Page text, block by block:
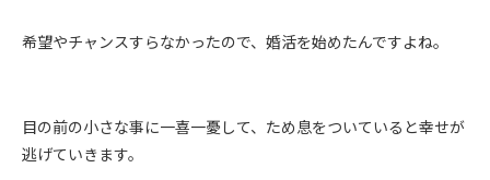
希望やチャンスすらなかったので、婚活を始めたんですよね。
目の前の小さな事に一喜一憂して、ため息をついていると幸せが
逃げていきます。